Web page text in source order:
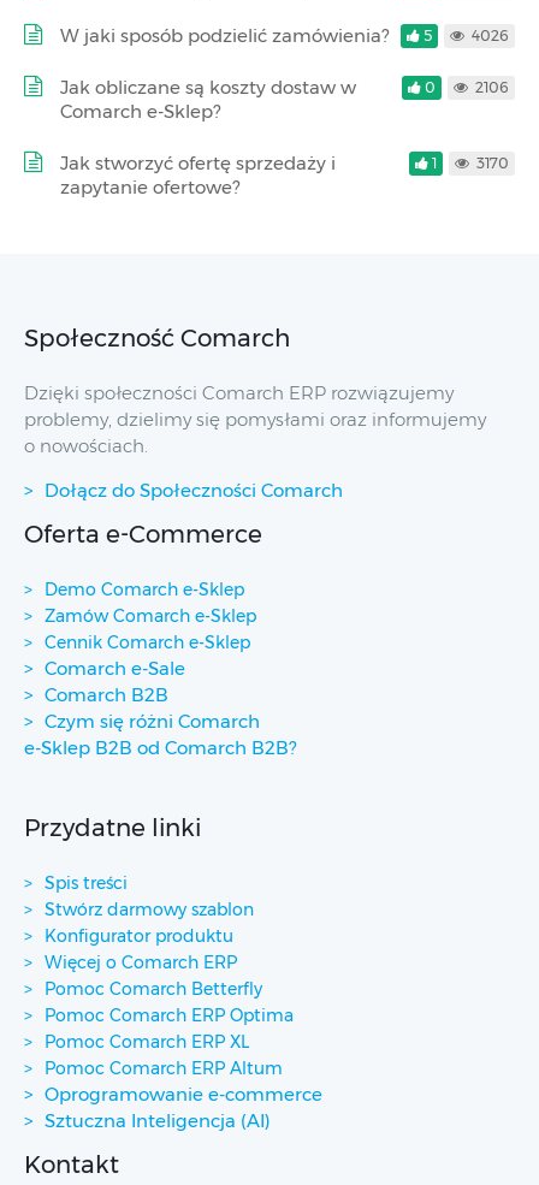
W jaki sposób podzielić zamówienia? 5 4026
Jak obliczane są koszty dostaw w
Comarch e-Sklep?
0 2106
Jak stworzyć ofertę sprzedaży i
zapytanie ofertowe?
1 3170
Społeczność Comarch
Dzięki społeczności Comarch ERP rozwiązujemy
problemy, dzielimy się pomysłami oraz informujemy
o nowościach.
Dołącz do Społeczności Comarch
Oferta e-Commerce
Demo Comarch e-Sklep
Zamów Comarch e-Sklep
Cennik Comarch e-Sklep
Comarch e-Sale
Comarch B2B
Czym się różni Comarch
e-Sklep B2B od Comarch B2B?
Przydatne linki
Spis treści
Stwórz darmowy szablon
Konfigurator produktu
Więcej o Comarch ERP
Pomoc Comarch Betterfly
Pomoc Comarch ERP Optima
Pomoc Comarch ERP XL
Pomoc Comarch ERP Altum
Oprogramowanie e-commerce
Sztuczna Inteligencja (AI)
Kontakt